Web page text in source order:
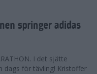
springer adidas
I det sjätte
dags för tävling! Kristoffer